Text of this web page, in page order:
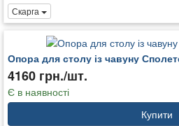
Скарга
Опора для столу із чавуну
4160 грн./шт.
Є в наявності
Купити